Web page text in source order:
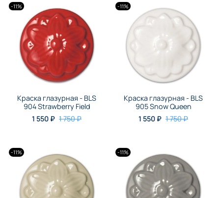
-11%
Краска глазурная - BLS
904 Strawberry Field
1 550 ₽ 1 750 ₽
-11%
Краска глазурная - BLS
905 Snow Queen
1 550 ₽ 1 750 ₽
-11% -11%